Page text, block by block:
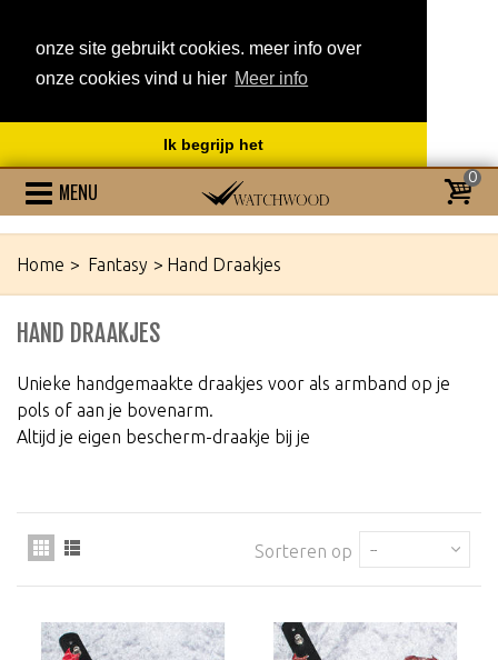
onze site gebruikt cookies. meer info over
onze cookies vind u hier Meer info
Ik begrijp het
MENU
0
Home > Fantasy > Hand Draakjes
HAND DRAAKJES
Unieke handgemaakte draakjes voor als armband op je
pols of aan je bovenarm.
Altijd je eigen bescherm-draakje bij je
Sorteren op --